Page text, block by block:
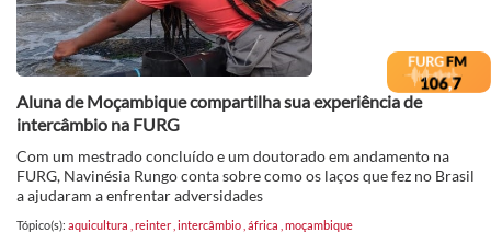
Aluna de Moçambique compartilha sua experiência de
intercâmbio na FURG
Com um mestrado concluído e um doutorado em andamento na
FURG, Navinésia Rungo conta sobre como os laços que fez no Brasil
a ajudaram a enfrentar adversidades
Tópico(s): aquicultura reinter intercâmbio áfrica moçambique